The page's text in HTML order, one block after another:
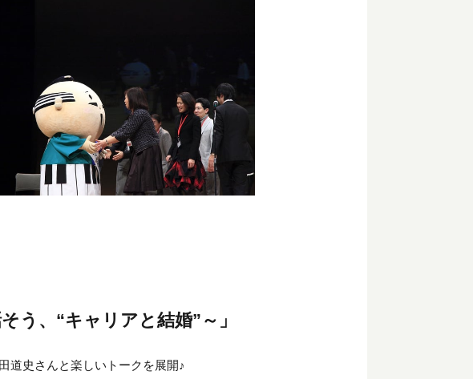
う、“キャリアと結婚”～」
道史さんと楽しいトークを展開♪